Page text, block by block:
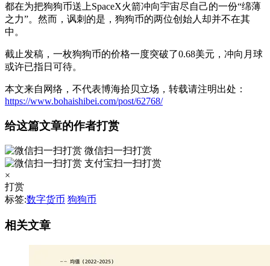
都在为把狗狗币送上SpaceX火箭冲向宇宙尽自己的一份“绵薄
之力”。然而，讽刺的是，狗狗币的两位创始人却并不在其
中。
截止发稿，一枚狗狗币的价格一度突破了0.68美元，冲向月球
或许已指日可待。
本文来自网络，不代表博海拾贝立场，转载请注明出处：
https://www.bohaishibei.com/post/62768/
给这篇文章的作者打赏
微信扫一扫打赏
支付宝扫一扫打赏
×
打赏
标签:数字货币 狗狗币
相关文章